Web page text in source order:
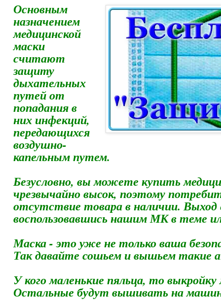
Основным
назначением
медицинской
маски
считают
защиту
дыхательных
путей от
попадания в
них инфекций,
передающихся
воздушно-
капельным путем.
Безусловно, вы можете купить
чрезвычайно высок, поэтому
отсутствие товара в наличии.
воспользовавшись нашим МК в теме
Маска - это уже не только ваша
Так давайте сошьем и вышьем такие
У кого маленькие пяльца, то
Остальные будут вышивать на